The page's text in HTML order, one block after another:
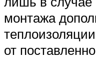
монтажа
от